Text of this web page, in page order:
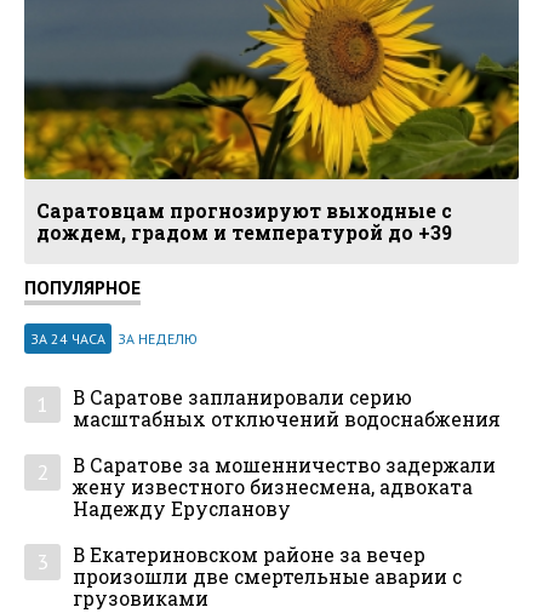
Саратовцам прогнозируют выходные с
дождем, градом и температурой до +39
ПОПУЛЯРНОЕ
ЗА 24 ЧАСА ЗА НЕДЕЛЮ
1
В Саратове запланировали серию
масштабных отключений водоснабжения
2
В Саратове за мошенничество задержали
жену известного бизнесмена, адвоката
Надежду Ерусланову
3
В Екатериновском районе за вечер
произошли две смертельные аварии с
грузовиками